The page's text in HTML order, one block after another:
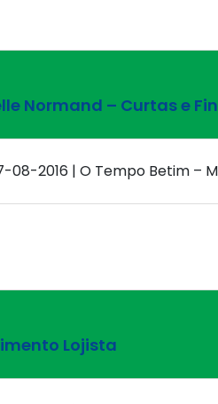
Normand – Curtas e
08-2016 | O Tempo Betim –
Lojista